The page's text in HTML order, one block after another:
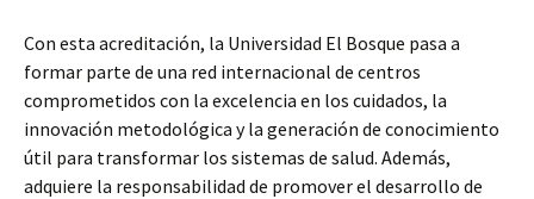
Con esta acreditación, la Universidad El Bosque pasa a
formar parte de una red internacional de centros
comprometidos con la excelencia en los cuidados, la
innovación metodológica y la generación de conocimiento
útil para transformar los sistemas de salud. Además,
adquiere la responsabilidad de promover el desarrollo de